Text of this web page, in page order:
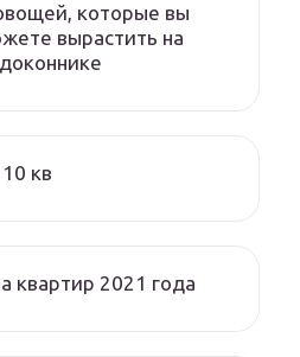
которые вы
вырастить на
кв
квартир 2021 года